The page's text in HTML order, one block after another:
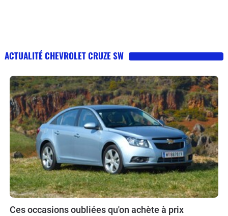
ACTUALITÉ CHEVROLET CRUZE SW
Ces occasions oubliées qu'on achète à prix